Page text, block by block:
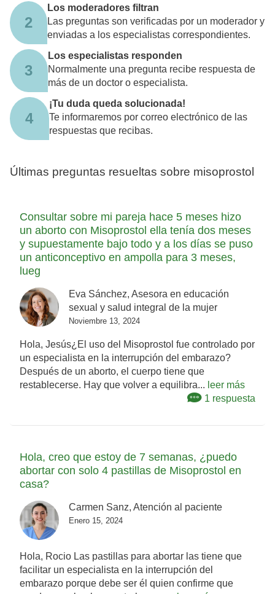
2
Los moderadores filtran
Las preguntas son verificadas por un moderador y
enviadas a los especialistas correspondientes.
3
Los especialistas responden
Normalmente una pregunta recibe respuesta de
más de un doctor o especialista.
4
¡Tu duda queda solucionada!
Te informaremos por correo electrónico de las
respuestas que recibas.
Últimas preguntas resueltas sobre misoprostol
Consultar sobre mi pareja hace 5 meses hizo
un aborto con Misoprostol ella tenía dos meses
y supuestamente bajo todo y a los días se puso
un anticonceptivo en ampolla para 3 meses,
lueg
Eva Sánchez, Asesora en educación
sexual y salud integral de la mujer
Noviembre 13, 2024
Hola, Jesús¿El uso del Misoprostol fue controlado por
un especialista en la interrupción del embarazo?
Después de un aborto, el cuerpo tiene que
restablecerse. Hay que volver a equilibra... leer más
1 respuesta
Hola, creo que estoy de 7 semanas, ¿puedo
abortar con solo 4 pastillas de Misoprostol en
casa?
Carmen Sanz, Atención al paciente
Enero 15, 2024
Hola, Rocio Las pastillas para abortar las tiene que
facilitar un especialista en la interrupción del
embarazo porque debe ser él quien confirme que